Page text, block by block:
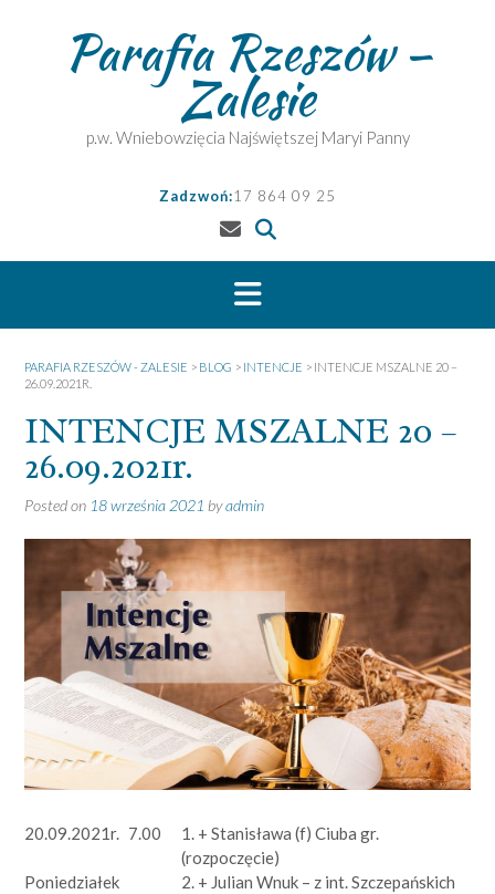
Parafia Rzeszów –
Zalesie
p.w. Wniebowzięcia Najświętszej Maryi Panny
Zadzwoń:17 864 09 25
PARAFIA RZESZÓW - ZALESIE > BLOG > INTENCJE > INTENCJE MSZALNE 20 –
26.09.2021R.
INTENCJE MSZALNE 20 –
26.09.2021r.
Posted on 18 września 2021 byadmin
20.09.2021r.
Poniedziałek
7.00
1. + Stanisława (f) Ciuba gr.
(rozpoczęcie)
2. + Julian Wnuk – z int. Szczepańskich